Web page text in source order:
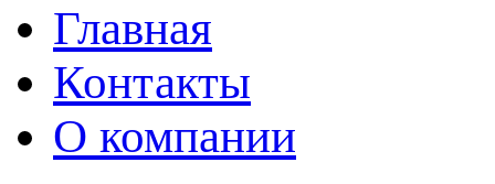
Главная
Контакты
О компании